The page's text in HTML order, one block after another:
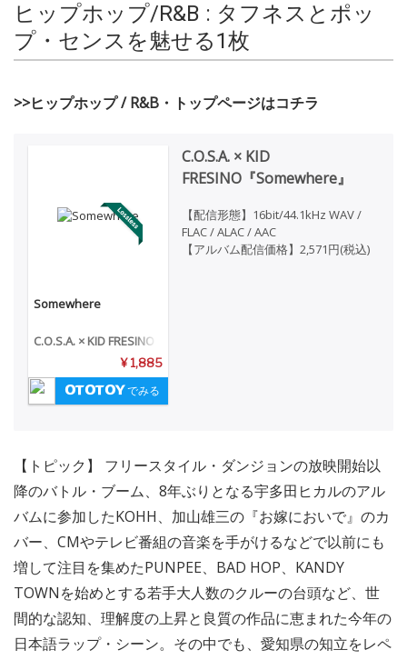
ヒップホップ/R&B : タフネスとポッ
プ・センスを魅せる1枚
>>ヒップホップ / R&B・トップページはコチラ
Somewhere
C.O.S.A. × KID FRESINO
¥ 1,885
でみる
C.O.S.A. × KID
FRESINO『Somewhere』
【配信形態】16bit/44.1kHz WAV /
FLAC / ALAC / AAC
【アルバム配信価格】2,571円(税込)
【トピック】 フリースタイル・ダンジョンの放映開始以
降のバトル・ブーム、8年ぶりとなる宇多田ヒカルのアル
バムに参加したKOHH、加山雄三の『お嫁においで』のカ
バー、CMやテレビ番組の音楽を手がけるなどで以前にも
増して注目を集めたPUNPEE、BAD HOP、KANDY
TOWNを始めとする若手大人数のクルーの台頭など、世
間的な認知、理解度の上昇と良質の作品に恵まれた今年の
日本語ラップ・シーン。その中でも、愛知県の知立をレペ